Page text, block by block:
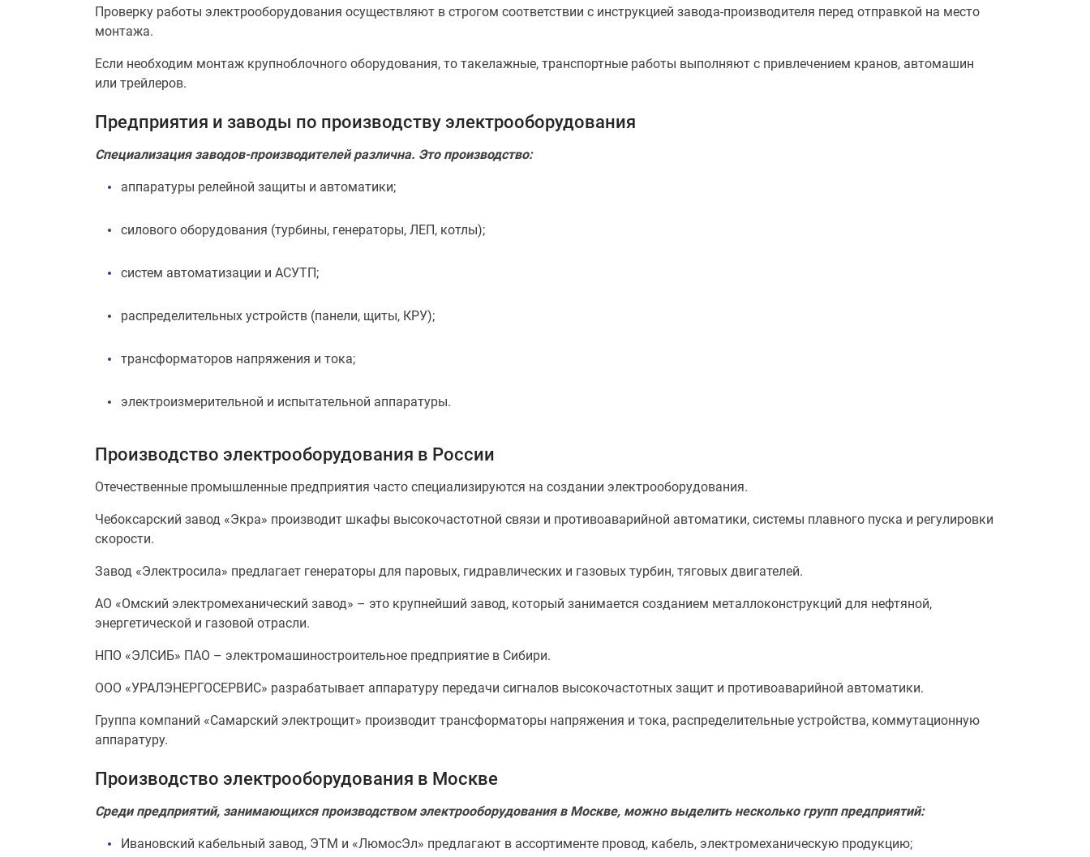
Проверку работы электрооборудования осуществляют в строгом соответствии с инструкцией завода-производителя перед отправкой на место
монтажа.
Если необходим монтаж крупноблочного оборудования, то такелажные, транспортные работы выполняют с привлечением кранов, автомашин
или трейлеров.
Предприятия и заводы по производству электрооборудования
Специализация заводов-производителей различна. Это производство:
аппаратуры релейной защиты и автоматики;
силового оборудования (турбины, генераторы, ЛЕП, котлы);
систем автоматизации и АСУТП;
распределительных устройств (панели, щиты, КРУ);
трансформаторов напряжения и тока;
электроизмерительной и испытательной аппаратуры.
Производство электрооборудования в России
Отечественные промышленные предприятия часто специализируются на создании электрооборудования.
Чебоксарский завод «Экра» производит шкафы высокочастотной связи и противоаварийной автоматики, системы плавного пуска и регулировки
скорости.
Завод «Электросила» предлагает генераторы для паровых, гидравлических и газовых турбин, тяговых двигателей.
АО «Омский электромеханический завод» – это крупнейший завод, который занимается созданием металлоконструкций для нефтяной,
энергетической и газовой отрасли.
НПО «ЭЛСИБ» ПАО – электромашиностроительное предприятие в Сибири.
ООО «УРАЛЭНЕРГОСЕРВИС» разрабатывает аппаратуру передачи сигналов высокочастотных защит и противоаварийной автоматики.
Группа компаний «Самарский электрощит» производит трансформаторы напряжения и тока, распределительные устройства, коммутационную
аппаратуру.
Производство электрооборудования в Москве
Среди предприятий, занимающихся производством электрооборудования в Москве, можно выделить несколько групп предприятий:
Ивановский кабельный завод, ЭТМ и «ЛюмосЭл» предлагают в ассортименте провод, кабель, электромеханическую продукцию;